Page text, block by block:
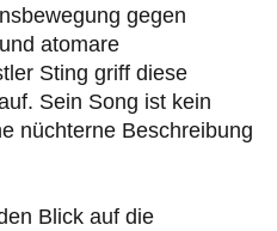
gegen
atomare
Sting griff diese
Sein Song ist kein
nüchterne Beschreibung
Blick auf die